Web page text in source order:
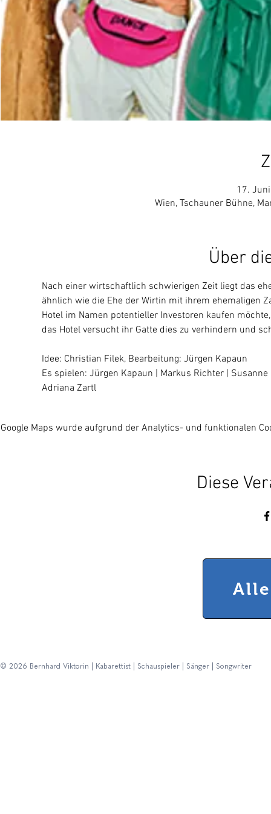
17.
Wien, Tschauner Bühne,
Über
Nach einer wirtschaftlich schwierigen Zeit liegt das
ähnlich wie die Ehe der Wirtin mit ihrem ehemaligen
Hotel im Namen potentieller Investoren kaufen
das Hotel versucht ihr Gatte dies zu verhindern und
Idee: Christian Filek, Bearbeitung: Jürgen Kapaun
Es spielen: Jürgen Kapaun | Markus Richter |
Adriana Zartl
Google Maps wurde aufgrund der Analytics- und funktionalen
Diese
© 2026 Bernhard Viktorin | Kabarettist | Schauspieler | Sänger | Songwriter